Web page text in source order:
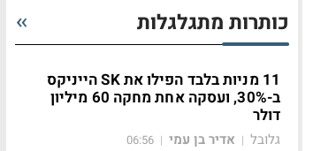
כותרות מתגלגלות
11 מניות בלבד הפילו את SK הייניקס
ב-30%, ועסקה אחת מחקה 60 מיליון
דולר
גלובל | אדיר בן עמי |
06:56